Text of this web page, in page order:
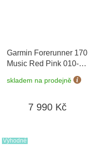
Garmin Forerunner 170
Music Red Pink 010-
+ možnost
výměny do 90 dní
skladem na prodejně
7 990 Kč
Výhodné